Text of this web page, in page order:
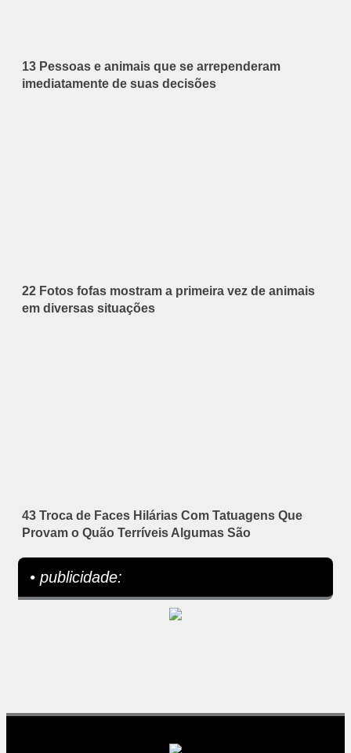
13 Pessoas e animais que se arrependeram
imediatamente de suas decisões
22 Fotos fofas mostram a primeira vez de animais
em diversas situações
43 Troca de Faces Hilárias Com Tatuagens Que
Provam o Quão Terríveis Algumas São
• publicidade: